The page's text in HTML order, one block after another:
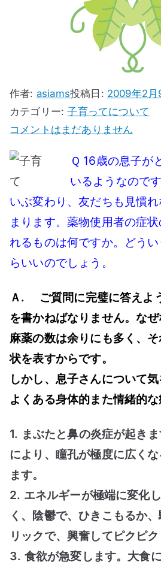
作者: asiams投稿日: 2009年2月
カテゴリー:子育ってについて
薬
使
用
者
の
症
の
う
で
よ
く
見
ら
る
も
の
は
へ
の
コメントはまだありません
Ｑ 16歳の息子が
いるようなので
いぶ変わり、友だちも見慣
まります。薬物使用者の症
れるものは何ですか。どう
らいいのでしょう。
Ａ. ご質問に完璧に答えよ
を書かねばなりません。な
麻薬の数は余りにも多く、
状を表すからです。
しかし、息子さんについて
よくある身体的また情緒的な
1. まぶたと鼻の炎症が起き
により、瞳孔が極度に広く
ます。
2. エネルギーが極端に変化
く、陰鬱で、ひきこもるか
リックで、興奮してピクピク
3. 食欲が急変します。大食